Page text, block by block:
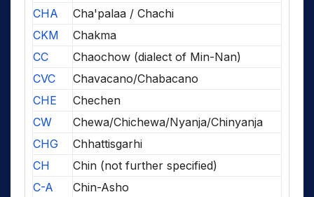
CHA
Cha'palaa / Chachi
CKM
Chakma
CC
Chaochow (dialect of Min-Nan)
CVC
Chavacano/Chabacano
CHE
Chechen
CW
Chewa/Chichewa/Nyanja/Chinyanja
CHG
Chhattisgarhi
CH
Chin (not further specified)
C-A
Chin-Asho